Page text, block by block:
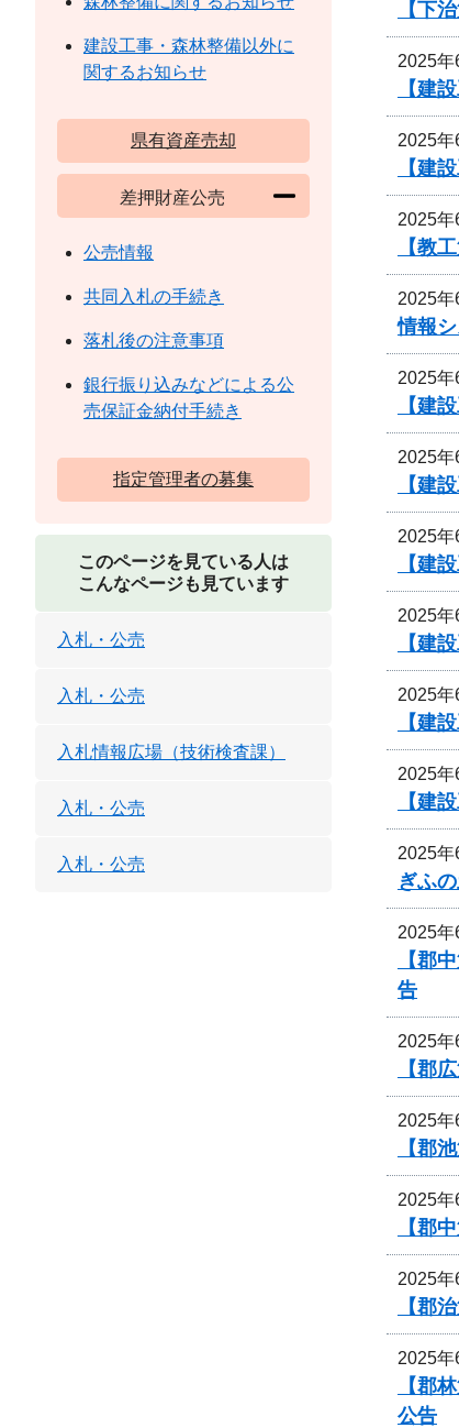
【下
2025
【建
2025
【建
2025
【教
2025
情報
2025
【建
2025
【建
2025
【建
2025
【建
2025
【建
2025
【建
2025
ぎふ
2025
【郡
告
2025
【郡
2025
【郡
2025
【郡
2025
【郡
2025
【郡
公告
建設工事・森林整備以外に
関するお知らせ
県有資産売却
差押財産公売
公売情報
共同入札の手続き
落札後の注意事項
銀行振り込みなどによる公
売保証金納付手続き
指定管理者の募集
このページを見ている人は
こんなページも見ています
入札・公売
入札・公売
入札情報広場（技術検査課）
入札・公売
入札・公売